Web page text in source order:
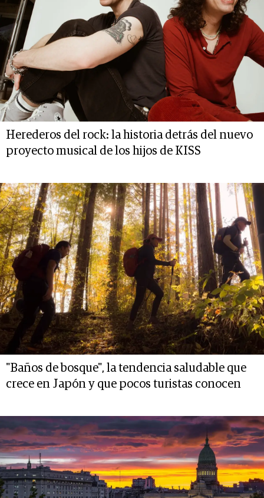
Herederos del rock: la historia detrás del nuevo
proyecto musical de los hijos de KISS
"Baños de bosque", la tendencia saludable que
crece en Japón y que pocos turistas conocen